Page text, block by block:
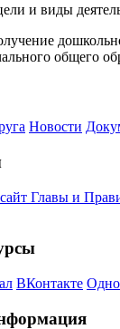
и виды
общего
Новости
Главы и
ВКонтакте